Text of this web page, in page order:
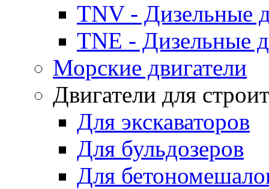
TNV - Дизельные
TNE - Дизельные
Морские двигатели
Двигатели для
Для экскаваторов
Для бульдозеров
Для